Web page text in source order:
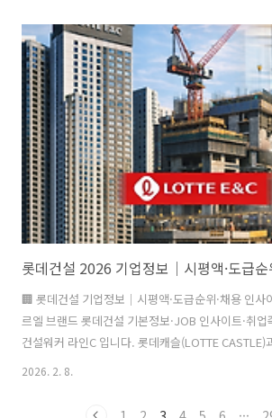
보를 바탕으로 보미건설의 기업 개요와 채용 포인트
건설 기본정보회사명 : ㈜보미건설대표이사 : 김종
영)기업구분 : 중견 종합건설사설립 : 1992년 (1988
업분야 : 건축·토목, 주택사업, 부동산 개발 및 임대
(2024년 연결 기준)임직원수 : 약 180명본사 : 서울..
🏢 롯데건설 기업정보｜시평액·도급순위·채용 인사
르엘 브랜드 롯데건설 기본정보·JOB 인사이트·취
건설워커 라인C 입니다. 롯데캐슬(LOTTE CASTLE)
2026. 2. 8.